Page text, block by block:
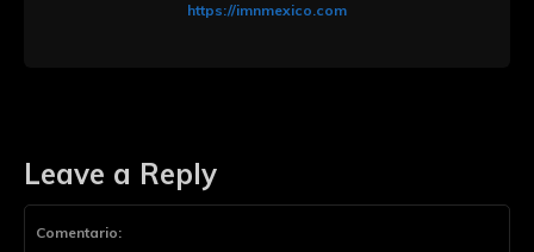
Leave a Reply
https://imnmexico.com